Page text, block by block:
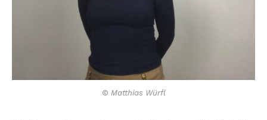
© Matthias Würfl